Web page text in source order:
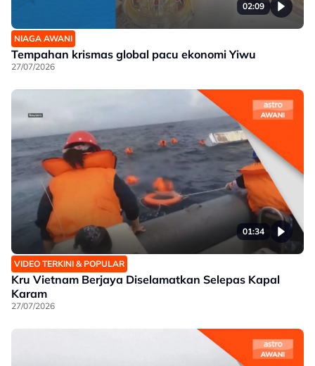
02:09
NIAGA AWANI
Tempahan krismas global pacu ekonomi Yiwu
27/07/2026
01:34
VIDEO TERKINI & POPULAR
Kru Vietnam Berjaya Diselamatkan Selepas Kapal
Karam
27/07/2026